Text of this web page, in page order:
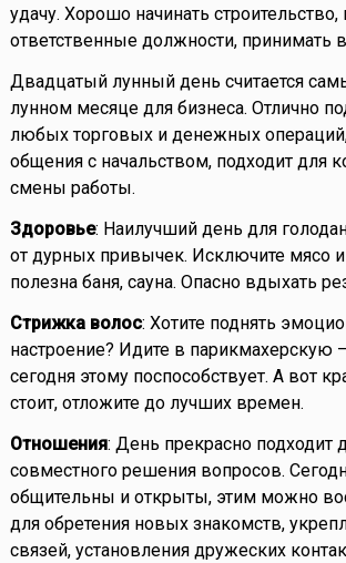
удачу. Хорошо начинать строительство,
ответственные должности, принимать
Двадцатый лунный день считается
лунном месяце для бизнеса. Отлично
любых торговых и денежных
общения с начальством, подходит для
смены работы.
Здоровье: Наилучший день для
от дурных привычек. Исключите мясо и
полезна баня, сауна. Опасно вдыхать
Стрижка волос: Хотите поднять
настроение? Идите в парикмахерскую
сегодня этому поспособствует. А вот
стоит, отложите до лучших времен.
Отношения: День прекрасно подходит
совместного решения вопросов.
общительны и открыты, этим можно
для обретения новых знакомств,
связей, установления дружеских